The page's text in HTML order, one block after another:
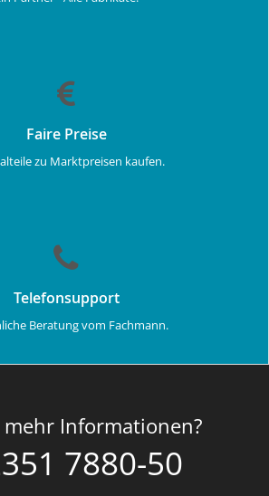
Faire Preise
zu Marktpreisen kaufen.
Telefonsupport
Beratung vom Fachmann.
mehr Informationen?
7880-50